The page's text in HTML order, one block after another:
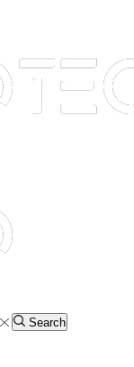
Search